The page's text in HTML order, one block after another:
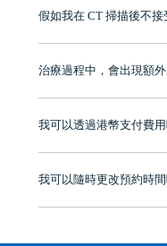
牌」、「2025香港企業領
至今已服務超過三十個國家
市市民極高的口碑評價及信
有咨詢及服務保障中心，有
假如我在 CT 掃描後不
治療過程中，會出現額
我可以透過港幣支付費用
我可以隨時更改預約時間